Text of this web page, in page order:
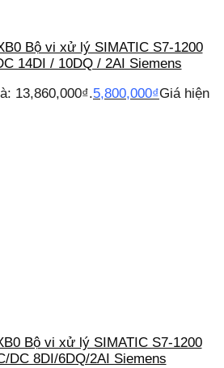
Bộ vi xử lý SIMATIC S7-1200
14DI / 10DQ / 2AI Siemens
13,860,000₫.5,800,000₫Giá hiện
Bộ vi xử lý SIMATIC S7-1200
DC 8DI/6DQ/2AI Siemens